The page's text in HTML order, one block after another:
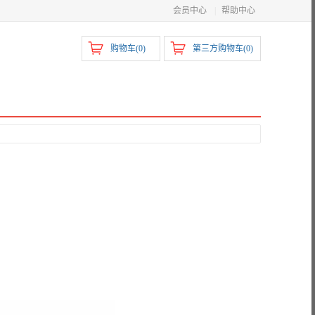
会员中心 帮助中心
第三方购物车(0)
购物车(0)